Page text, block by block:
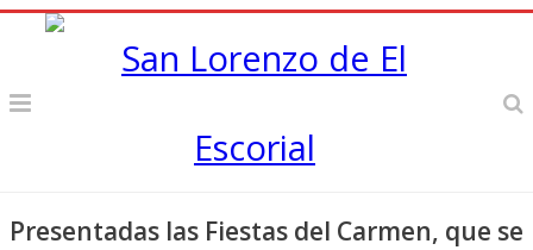
Presentadas las Fiestas del Carmen, que se